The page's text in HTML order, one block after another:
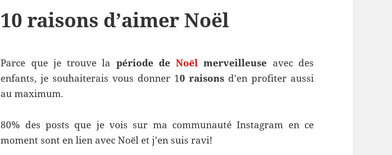
10 raisons d’aimer Noël
Parce que je trouve la période deNoël merveilleuse avec des
enfants, je souhaiterais vous donner 10 raisons d’en profiter aussi
au maximum.
80% des posts que je vois sur ma communauté Instagram en ce
moment sont en lien avec Noël et j’en suis ravi!